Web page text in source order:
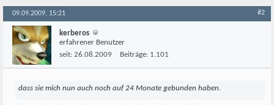
09.09.2009, 15:21 #2
kerberos
erfahrener Benutzer
seit: 26.08.2009 Beiträge: 1.101
dass sie mich nun auch noch auf 24 Monate gebunden haben.